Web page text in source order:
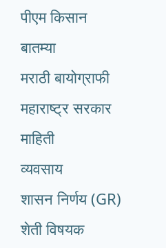
पीएम किसान
बातम्या
मराठी बायोग्राफी
महाराष्ट्र सरकार
माहिती
व्यवसाय
शासन निर्णय (GR)
शेती विषयक